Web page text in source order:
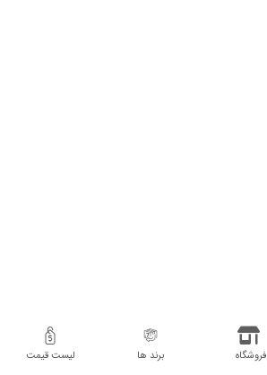
فروشگاه برند ها لیست قیمت